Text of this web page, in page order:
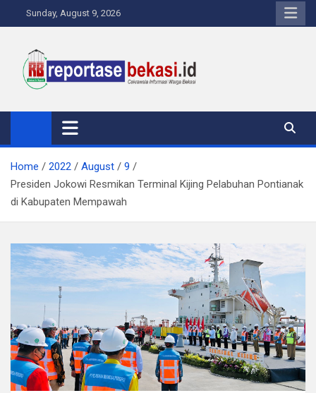
to
Sunday, August 9, 2026
Reportase Bekasi
Cakrawala Informasi Warga Bekasi
Home 2022 August
9
Presiden Jokowi Resmikan Terminal Kijing Pelabuhan Pontianak
di Kabupaten Mempawah